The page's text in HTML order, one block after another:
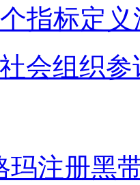
指标定
会组织
玛注册黑